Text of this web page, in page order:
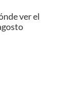
ver el